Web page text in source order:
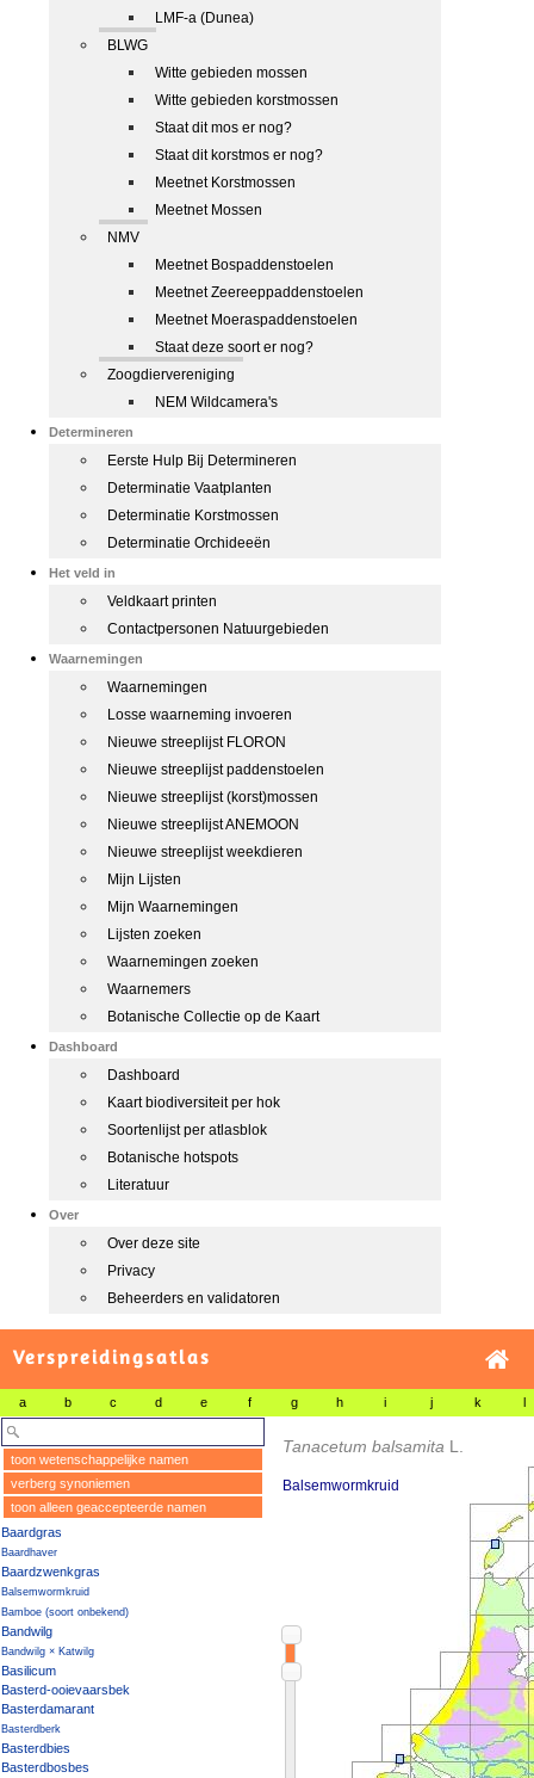
LMF-a (Dunea)
BLWG
Witte gebieden mossen
Witte gebieden korstmossen
Staat dit mos er nog?
Staat dit korstmos er nog?
Meetnet Korstmossen
Meetnet Mossen
NMV
Meetnet Bospaddenstoelen
Meetnet Zeereeppaddenstoelen
Meetnet Moeraspaddenstoelen
Staat deze soort er nog?
Zoogdiervereniging
NEM Wildcamera's
Determineren
Eerste Hulp Bij Determineren
Determinatie Vaatplanten
Determinatie Korstmossen
Determinatie Orchideeën
Het veld in
Veldkaart printen
Contactpersonen Natuurgebieden
Waarnemingen
Waarnemingen
Losse waarneming invoeren
Nieuwe streeplijst FLORON
Nieuwe streeplijst paddenstoelen
Nieuwe streeplijst (korst)mossen
Nieuwe streeplijst ANEMOON
Nieuwe streeplijst weekdieren
Mijn Lijsten
Mijn Waarnemingen
Lijsten zoeken
Waarnemingen zoeken
Waarnemers
Botanische Collectie op de Kaart
Dashboard
Dashboard
Kaart biodiversiteit per hok
Soortenlijst per atlasblok
Botanische hotspots
Literatuur
Over
Over deze site
Privacy
Beheerders en validatoren
Verspreidingsatlas
a b c d e f g h i j k l
toon wetenschappelijke namen
verberg synoniemen
toon alleen geaccepteerde namen
Baardgras
Baardhaver
Baardzwenkgras
Balsemwormkruid
Bamboe (soort onbekend)
Bandwilg
Bandwilg × Katwilg
Basilicum
Basterd-ooievaarsbek
Basterdamarant
Basterdberk
Basterdbies
Basterdbosbes
Tanacetum balsamita L.
Balsemwormkruid